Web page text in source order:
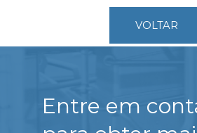
VOLTAR
Entre em